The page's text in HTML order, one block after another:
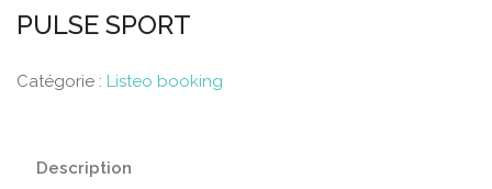
PULSE SPORT
Catégorie : Listeo booking
Description